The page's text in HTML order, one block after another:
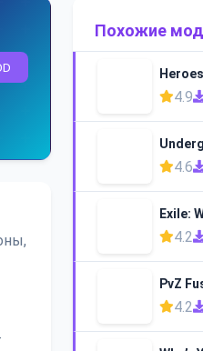
Похожие
4.9
4.6
Exile:
4.2
PvZ
4.2